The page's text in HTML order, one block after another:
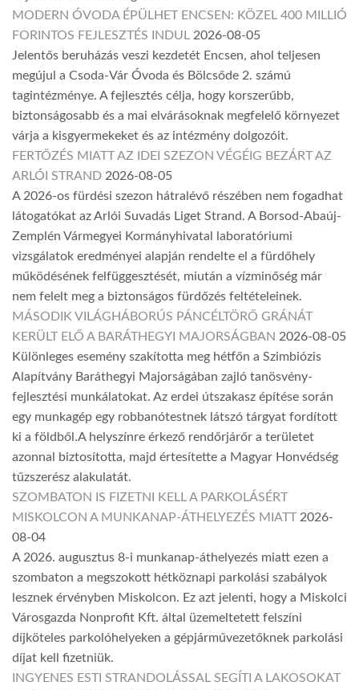
MODERN ÓVODA ÉPÜLHET ENCSEN: KÖZEL 400 MILLIÓ
FORINTOS FEJLESZTÉS INDUL 2026-08-05
Jelentős beruházás veszi kezdetét Encsen, ahol teljesen
megújul a Csoda-Vár Óvoda és Bölcsőde 2. számú
tagintézménye. A fejlesztés célja, hogy korszerűbb,
biztonságosabb és a mai elvárásoknak megfelelő környezet
várja a kisgyermekeket és az intézmény dolgozóit.
FERTŐZÉS MIATT AZ IDEI SZEZON VÉGÉIG BEZÁRT AZ
ARLÓI STRAND 2026-08-05
A 2026-os fürdési szezon hátralévő részében nem fogadhat
látogatókat az Arlói Suvadás Liget Strand. A Borsod-Abaúj-
Zemplén Vármegyei Kormányhivatal laboratóriumi
vizsgálatok eredményei alapján rendelte el a fürdőhely
működésének felfüggesztését, miután a vízminőség már
nem felelt meg a biztonságos fürdőzés feltételeinek.
MÁSODIK VILÁGHÁBORÚS PÁNCÉLTÖRŐ GRÁNÁT
KERÜLT ELŐ A BARÁTHEGYI MAJORSÁGBAN 2026-08-05
Különleges esemény szakította meg hétfőn a Szimbiózis
Alapítvány Baráthegyi Majorságában zajló tanösvény-
fejlesztési munkálatokat. Az erdei útszakasz építése során
egy munkagép egy robbanótestnek látszó tárgyat fordított
ki a földből.A helyszínre érkező rendőrjárőr a területet
azonnal biztosította, majd értesítette a Magyar Honvédség
tűzszerész alakulatát.
SZOMBATON IS FIZETNI KELL A PARKOLÁSÉRT
MISKOLCON A MUNKANAP-ÁTHELYEZÉS MIATT 2026-
08-04
A 2026. augusztus 8-i munkanap-áthelyezés miatt ezen a
szombaton a megszokott hétköznapi parkolási szabályok
lesznek érvényben Miskolcon. Ez azt jelenti, hogy a Miskolci
Városgazda Nonprofit Kft. által üzemeltetett felszíni
díjköteles parkolóhelyeken a gépjárművezetőknek parkolási
díjat kell fizetniük.
INGYENES ESTI STRANDOLÁSSAL SEGÍTI A LAKOSOKAT